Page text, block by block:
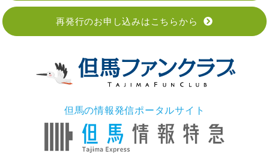
再発行のお申し込みはこちらから
但馬の情報発信ポータルサイト